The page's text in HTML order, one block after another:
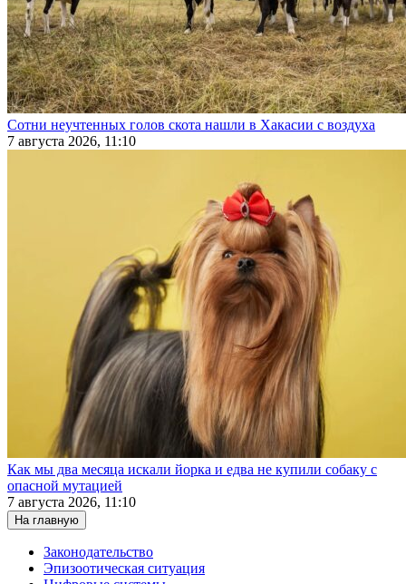
Сотни неучтенных голов скота нашли в Хакасии с воздуха
7 августа 2026, 11:10
Как мы два месяца искали йорка и едва не купили собаку с
опасной мутацией
7 августа 2026, 11:10
На главную
Законодательство
Эпизоотическая ситуация